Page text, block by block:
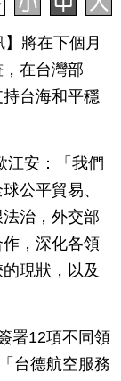
將在下個月
在台灣部
台海和平穩
江安：「我們
公平貿易、
治，外交部
，深化各領
現狀，以及
署12項不同領
台德航空服務